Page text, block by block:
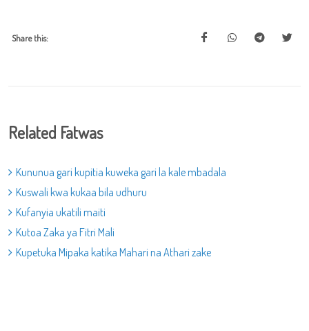
Share this:
Related Fatwas
Kununua gari kupitia kuweka gari la kale mbadala
Kuswali kwa kukaa bila udhuru
Kufanyia ukatili maiti
Kutoa Zaka ya Fitri Mali
Kupetuka Mipaka katika Mahari na Athari zake